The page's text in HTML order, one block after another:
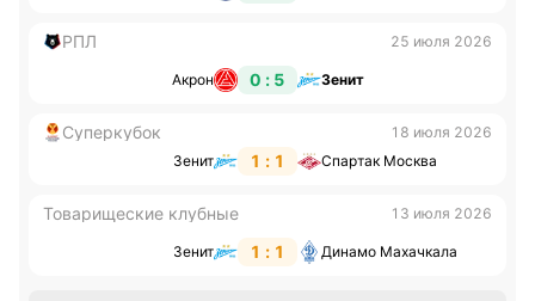
РПЛ 25 июля 2026
Акрон 0 : 5 Зенит
Суперкубок
18 июля 2026
Зенит
1 : 1 Спартак Москва
Товарищеские клубные 13 июля 2026
Зенит 1 : 1 Динамо Махачкала